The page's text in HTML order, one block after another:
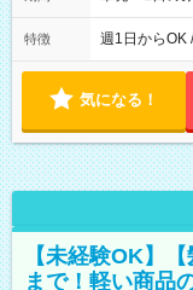
特徴 週1日からOK
気になる！
【未経験OK】
まで！軽い商品